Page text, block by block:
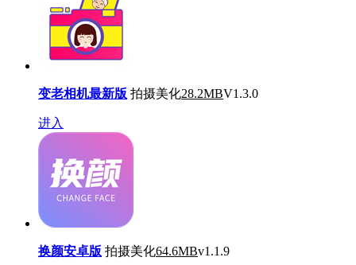
变老相机最新版 拍摄美化28.2MBV1.3.0
进入
换颜安卓版 拍摄美化64.6MBv1.1.9